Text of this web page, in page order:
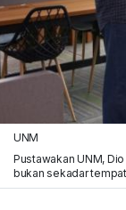
UNM
Pustawakan UNM,
bukan sekadar